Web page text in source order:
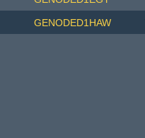
GENODED1HAW